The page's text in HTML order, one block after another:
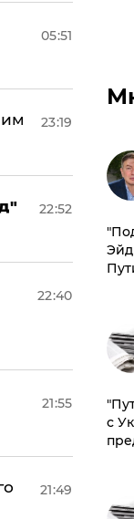
05:51
23:19
22:52
22:40
21:55
21:49
с